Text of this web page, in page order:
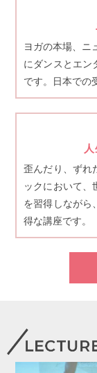
ヨガの本場、ニ
にダンスとエン
です。日本での
歪んだり、ずれ
ックにおいて、
を習得しながら
得な講座です。